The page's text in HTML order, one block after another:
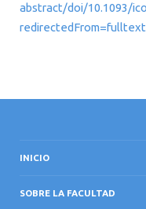
abstract/doi/10.1093/
redirectedFrom=fulltext
INICIO
SOBRE LA FACULTAD